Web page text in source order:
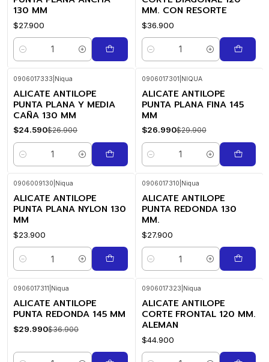
130 MM
$27.900
Cantidad
MM. CON RESORTE
$36.900
Cantidad
-9%
OFF
0906017333 Niqua
ALICATE ANTILOPE
PUNTA PLANA Y MEDIA
CAÑA 130 MM
$24.590$26.900
Cantidad
-10%
OFF
0906017301 NIQUA
ALICATE ANTILOPE
PUNTA PLANA FINA 145
MM
$26.990$29.900
Cantidad
0906009130 Niqua
ALICATE ANTILOPE
PUNTA PLANA NYLON 130
MM
$23.900
Cantidad
0906017310 Niqua
ALICATE ANTILOPE
PUNTA REDONDA 130
MM.
$27.900
Cantidad
-19%
OFF
0906017311 Niqua
ALICATE ANTILOPE
PUNTA REDONDA 145 MM
$29.990$36.900
0906017323 Niqua
ALICATE ANTILOPE
CORTE FRONTAL 120 MM.
ALEMAN
$44.900